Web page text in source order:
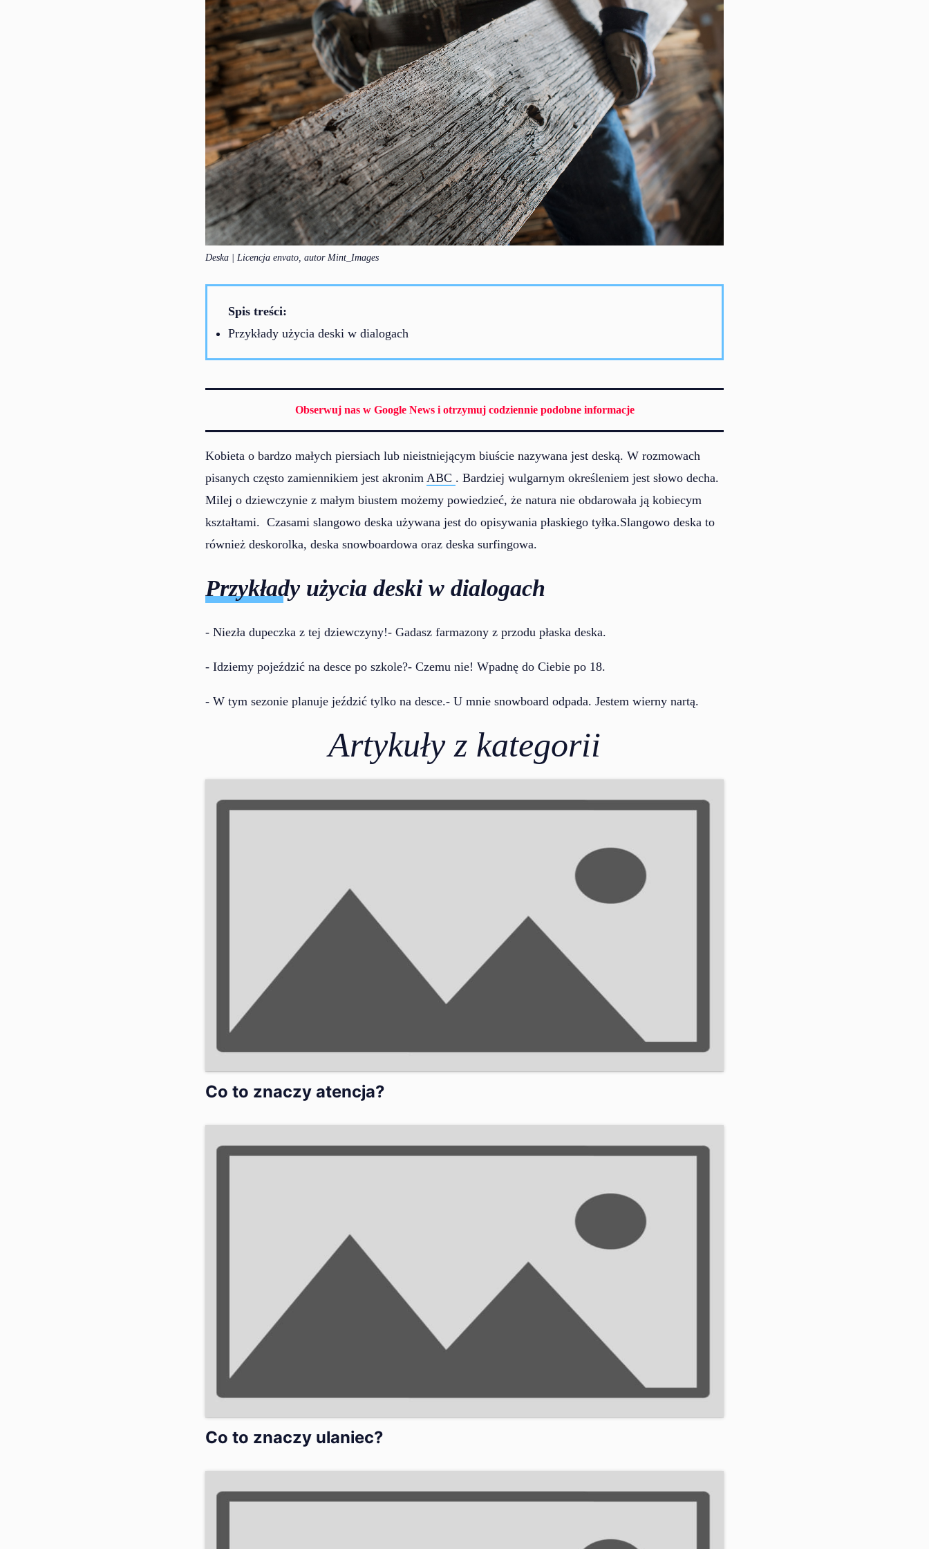
Deska | Licencja envato, autor Mint_Images
Spis treści:
Przykłady użycia deski w dialogach
Obserwuj nas w Google News i otrzymuj codziennie podobne informacje
Kobieta o bardzo małych piersiach lub nieistniejącym biuście nazywana jest deską. W rozmowach
pisanych często zamiennikiem jest akronim ABC . Bardziej wulgarnym określeniem jest słowo decha.
Milej o dziewczynie z małym biustem możemy powiedzieć, że natura nie obdarowała ją kobiecym
kształtami. Czasami slangowo deska używana jest do opisywania płaskiego tyłka.Slangowo deska to
również deskorolka, deska snowboardowa oraz deska surfingowa.
Przykłady użycia deski w dialogach
- Niezła dupeczka z tej dziewczyny!- Gadasz farmazony z przodu płaska deska.
- Idziemy pojeździć na desce po szkole?- Czemu nie! Wpadnę do Ciebie po 18.
- W tym sezonie planuje jeździć tylko na desce.- U mnie snowboard odpada. Jestem wierny nartą.
Artykuły z kategorii
Co to znaczy atencja?
Co to znaczy ulaniec?